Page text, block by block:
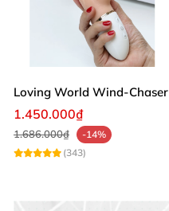
Loving World Wind-Chaser
1.450.000₫
1.686.000₫
-14%
(343)